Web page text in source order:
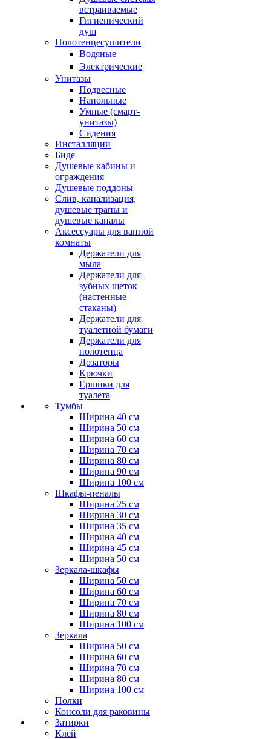
встраиваемые
Гигиенический
душ
Полотенцесушители
ㅤВодяные
ㅤЭлектрические
Унитазы
Подвесные
Напольные
Умные (смарт-
унитазы)
Сидения
Инсталляции
Биде
Душевые кабины и
ограждения
Душевые поддоны
Слив, канализация,
душевые трапы и
душевые каналы
Аксессуары для ванной
комнаты
Держатели для
мыла
Держатели для
зубных щеток
(настенные
стаканы)
Держатели для
туалетной бумаги
Держатели для
полотенца
Дозаторы
Крючки
Ершики для
туалета
Тумбы
Ширина 40 см
Ширина 50 см
Ширина 60 см
Ширина 70 см
Ширина 80 см
Ширина 90 см
Ширина 100 см
Шкафы-пеналы
Ширина 25 см
Ширина 30 см
Ширина 35 см
Ширина 40 см
Ширина 45 см
Ширина 50 см
Зеркала-шкафы
Ширина 50 см
Ширина 60 см
Ширина 70 см
Ширина 80 см
Ширина 100 см
Зеркала
Ширина 50 см
Ширина 60 см
Ширина 70 см
Ширина 80 см
Ширина 100 см
Полки
Консоли для раковины
Затирки
Клей